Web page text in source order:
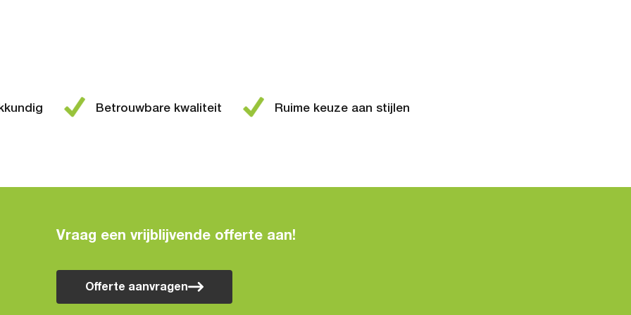
Betrouwbare kwaliteit Ruime keuze aan stijlen
Vraag een vrijblijvende offerte aan!
Offerte aanvragen